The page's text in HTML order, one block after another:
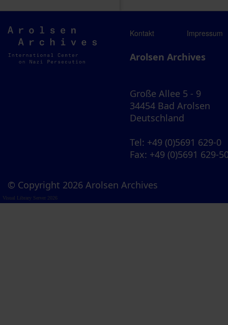
Arolsen
Archives
Kontakt Impressum
Arolsen Archives
Große Allee 5 - 9
34454 Bad Arolsen
Deutschland
Tel: +49 (0)5691 629-0
Fax: +49 (0)5691 629-
© Copyright 2026 Arolsen Archives
Visual Library Server 2026